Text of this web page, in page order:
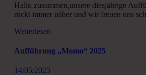
Hallo zusammen,unsere diesjährige
rückt immer näher und wir freuen uns
Weiterlesen
Aufführung „Momo“ 2025
14/05/2025